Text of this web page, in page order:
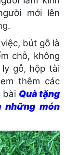
mới lên
bút gỗ là
chỗ, không
gỗ, hộp tài
thêm các
bài Quà tặng
những món